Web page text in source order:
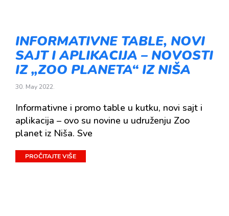
INFORMATIVNE TABLE, NOVI
SAJT I APLIKACIJA – NOVOSTI
IZ „ZOO PLANETA“ IZ NIŠA
30. May 2022.
Informativne i promo table u kutku, novi sajt i
aplikacija – ovo su novine u udruženju Zoo
planet iz Niša. Sve
PROČITAJTE VIŠE